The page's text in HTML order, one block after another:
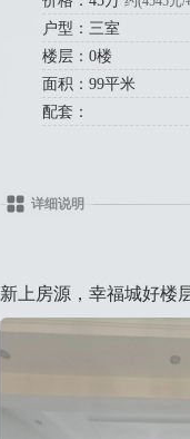
户型：三室
楼层：0楼
面积：99平米
配套：
详细说明
新上房源，幸福城好楼